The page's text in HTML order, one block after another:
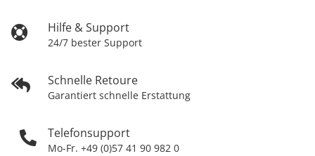
Hilfe & Support
24/7 bester Support
Schnelle Retoure
Garantiert schnelle Erstattung
Telefonsupport
Mo-Fr. +49 (0)57 41 90 982 0